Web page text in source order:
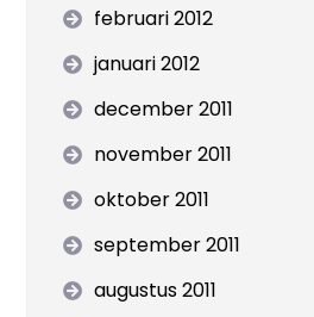
februari 2012
januari 2012
december 2011
november 2011
oktober 2011
september 2011
augustus 2011